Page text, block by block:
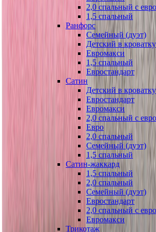
2,0 спальный с
1,5 спальный
Ранфорс
Семейный (дуэт)
Детский в кроватку
Евромакси
1,5 спальный
Евростандарт
Сатин
Детский в кроватку
Евростандарт
Евромакси
2,0 спальный с
Евро
2,0 спальный
Семейный (дуэт)
1,5 спальный
Сатин-жаккард
1,5 спальный
2,0 спальный
Семейный (дуэт)
Евростандарт
2,0 спальный с
Евромакси
Трикотаж